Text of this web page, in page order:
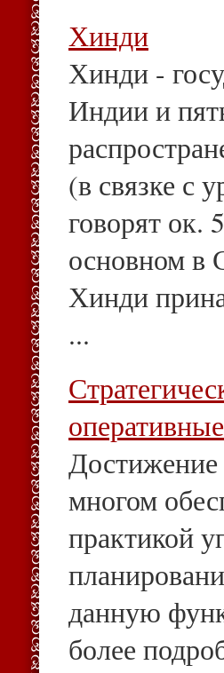
Хинди
Хинди -
Индии и
(в связке с
говорят ок.
основном в
Хинди
...
Достижение
многом
практикой
данную
более